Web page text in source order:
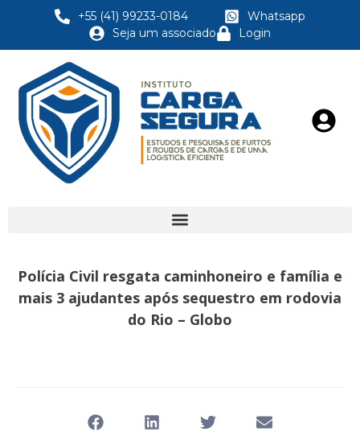
+55 (41) 99233-0184
Whatsapp
Seja um associado
Login
Polícia Civil resgata caminhoneiro e família e
mais 3 ajudantes após sequestro em rodovia
do Rio – Globo